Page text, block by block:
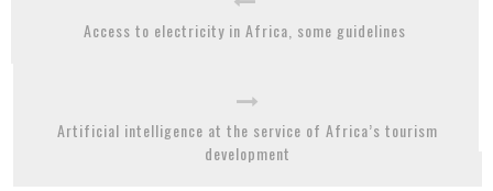
Access to electricity in Africa, some guidelines
Artificial intelligence at the service of Africa’s tourism
development